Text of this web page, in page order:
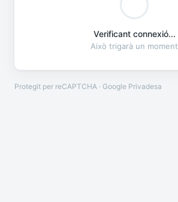
Verificant connexió...
Això trigarà un moment
Protegit per reCAPTCHA · Google Privadesa